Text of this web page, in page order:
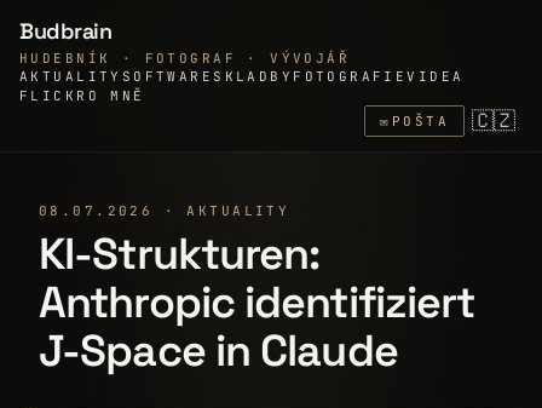
Budbrain
HUDEBNÍK · FOTOGRAF · VÝVOJÁŘ
AKTUALITY SOFTWARE SKLADBY FOTOGRAFIEVIDEA
FLICKR O MNĚ
✉ POŠTA 🇨🇿
08.07.2026 · AKTUALITY
KI-Strukturen:
Anthropic identifiziert
J-Space in Claude